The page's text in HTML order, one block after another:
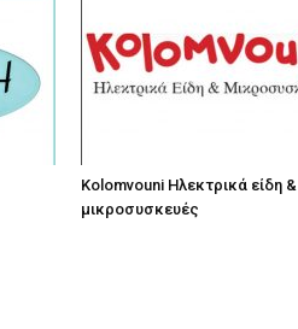
Kolomvouni Ηλεκτρικά είδη &
μικροσυσκευές